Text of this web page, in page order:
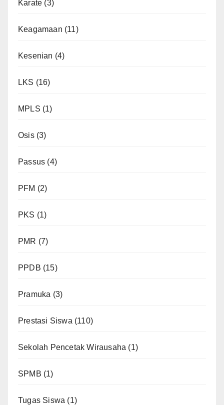
Karate (3)
Keagamaan (11)
Kesenian (4)
LKS (16)
MPLS (1)
Osis(3)
Passus (4)
PFM (2)
PKS (1)
PMR (7)
PPDB (15)
Pramuka (3)
Prestasi Siswa (110)
Sekolah Pencetak Wirausaha (1)
SPMB (1)
Tugas Siswa (1)